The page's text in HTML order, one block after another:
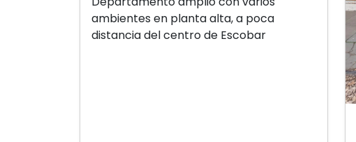
ambientes en planta alta, a poca
distancia del centro de Escobar